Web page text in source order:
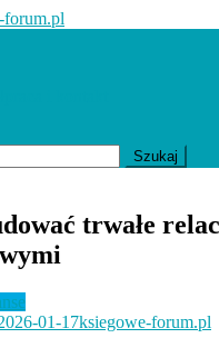
trwałe
01-17ksiegowe-forum.pl